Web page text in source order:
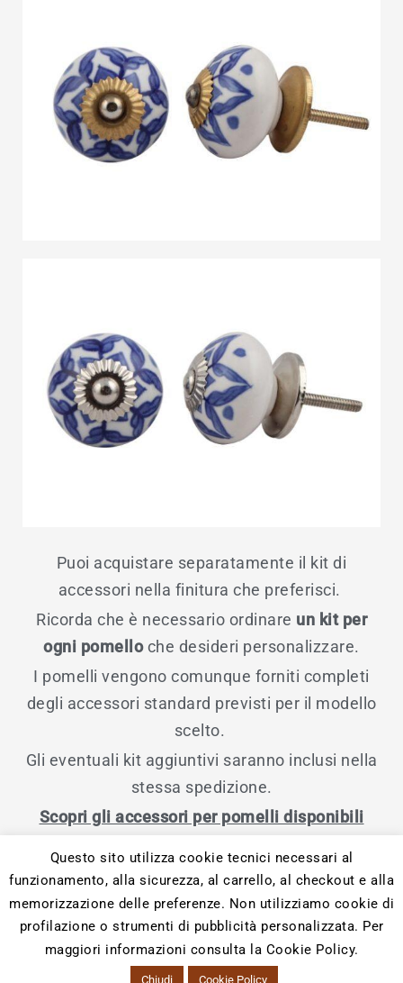
Puoi acquistare separatamente il kit di
accessori nella finitura che preferisci.
Ricorda che è necessario ordinare un kit per
ogni pomelloche desideri personalizzare.
I pomelli vengono comunque forniti completi
degli accessori standard previsti per il modello
scelto.
Gli eventuali kit aggiuntivi saranno inclusi nella
stessa spedizione.
Scopri gli accessori per pomelli disponibili
2026 EASY Online
Questo sito utilizza cookie tecnici necessari al
funzionamento, alla sicurezza, al carrello, al checkout e alla
memorizzazione delle preferenze. Non utilizziamo cookie di
profilazione o strumenti di pubblicità personalizzata. Per
maggiori informazioni consulta la Cookie Policy.
Chiudi Cookie Policy